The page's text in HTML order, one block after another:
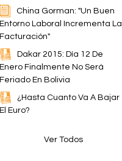
China Gorman: "Un Buen
Entorno Laboral Incrementa La
Facturación"
Dakar 2015: Día 12 De
Enero Finalmente No Será
Feriado En Bolivia
¿Hasta Cuanto Va A Bajar
El Euro?
Ver Todos